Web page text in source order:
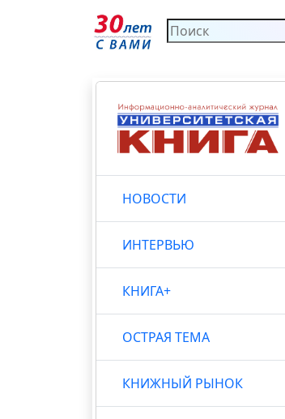
НОВОСТИ
ИНТЕРВЬЮ
КНИГА+
ОСТРАЯ ТЕМА
КНИЖНЫЙ РЫНОК